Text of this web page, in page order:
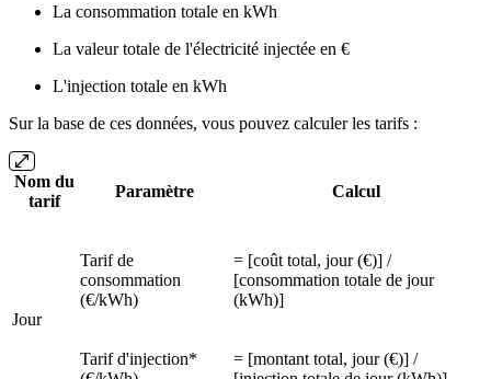
La consommation totale en kWh
La valeur totale de l'électricité injectée en €
L'injection totale en kWh
Sur la base de ces données, vous pouvez calculer les tarifs :
Nom du
tarif
Paramètre Calcul
Jour
Tarif de
consommation
(€/kWh)
= [coût total, jour (€)] /
[consommation totale de jour
(kWh)]
Tarif d'injection*
= [montant total, jour (€)] /